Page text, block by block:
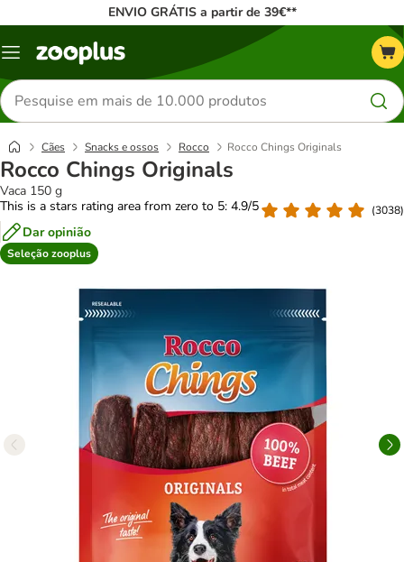
ENVIO GRÁTIS a partir de 39€**
Menu
Pesquisar
produtos
Cães Snacks e ossos Rocco Rocco Chings Originals
Rocco Chings Originals
Vaca 150 g
This is a stars rating area from zero to 5: 4.9/5
(3038)
Dar opinião
Seleção zooplus